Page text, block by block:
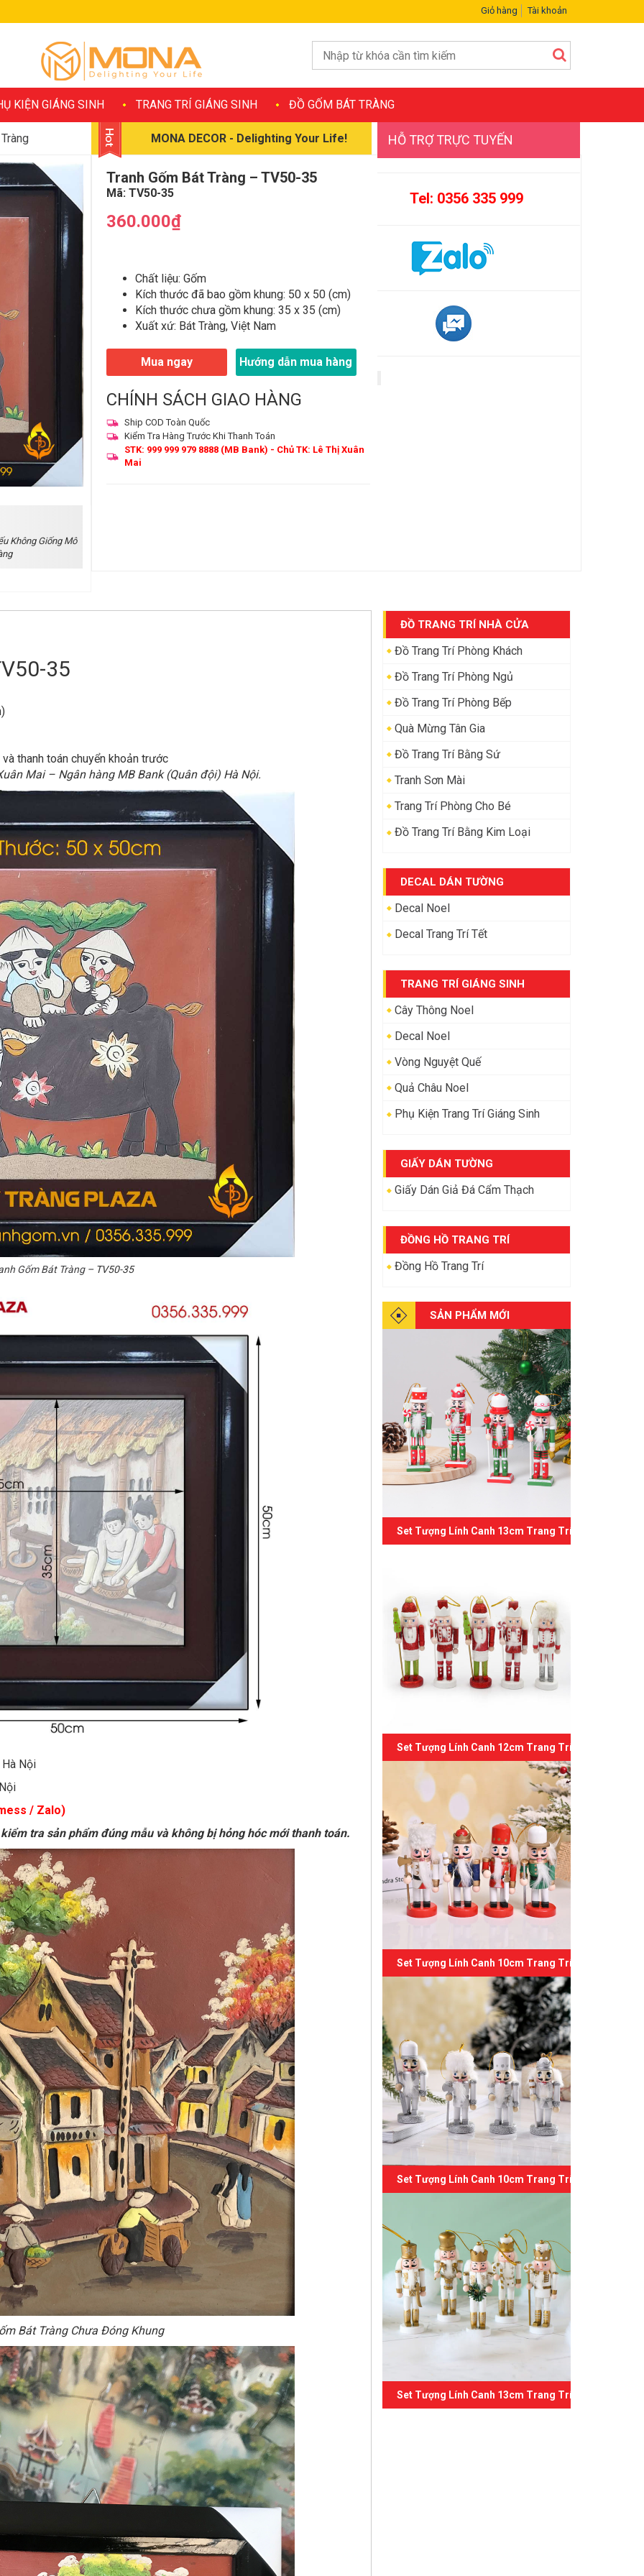
Giỏ hàng Tài khoản
KIỆN GIÁNG SINH TRANG TRÍ GIÁNG SINH ĐỒ GỐM BÁT TRÀNG
MONA DECOR - Delighting Your Life!
Không Giống Mô
Tranh Gốm Bát Tràng – TV50-35
Mã: TV50-35
360.000₫
Chất liệu: Gốm
Kích thước đã bao gồm khung: 50 x 50 (cm)
Kích thước chưa gồm khung: 35 x 35 (cm)
Xuất xứ: Bát Tràng, Việt Nam
Mua ngay Hướng dẫn mua hàng
CHÍNH SÁCH GIAO HÀNG
Ship COD Toàn Quốc
Kiểm Tra Hàng Trước Khi Thanh Toán
STK: 999 999 979 8888 (MB Bank) - Chủ TK: Lê Thị Xuân
Mai
HỖ TRỢ TRỰC TUYẾN
Tel: 0356 335 999
ĐỒ TRANG TRÍ NHÀ CỬA
Đồ Trang Trí Phòng Khách
Đồ Trang Trí Phòng Ngủ
Đồ Trang Trí Phòng Bếp
Quà Mừng Tân Gia
Đồ Trang Trí Bằng Sứ
Tranh Sơn Mài
Trang Trí Phòng Cho Bé
Đồ Trang Trí Bằng Kim Loại
DECAL DÁN TƯỜNG
Decal Noel
Decal Trang Trí Tết
TRANG TRÍ GIÁNG SINH
Cây Thông Noel
Decal Noel
Vòng Nguyệt Quế
Quả Châu Noel
Phụ Kiện Trang Trí Giáng Sinh
GIẤY DÁN TƯỜNG
Giấy Dán Giả Đá Cẩm Thạch
ĐỒNG HỒ TRANG TRÍ
Đồng Hồ Trang Trí
SẢN PHẨM MỚI
Set Tượng Lính Canh 13cm Trang Trí Giáng Sinh 07
Set Tượng Lính Canh 12cm Trang Trí Giáng Sinh 06
Set Tượng Lính Canh 10cm Trang Trí Giáng Sinh 05
Set Tượng Lính Canh 10cm Trang Trí Giáng Sinh 04
Set Tượng Lính Canh 13cm Trang Trí Giáng Sinh 03
35
thanh toán chuyển khoản trước
Mai – Ngân hàng MB Bank (Quân đội) Hà Nội.
Gốm Bát Tràng– TV50-35
Hà Nội
/ Zalo)
tra sản phẩm đúng mẫu và không bị hỏng hóc mới thanh toán.
Bát Tràng Chưa Đóng Khung